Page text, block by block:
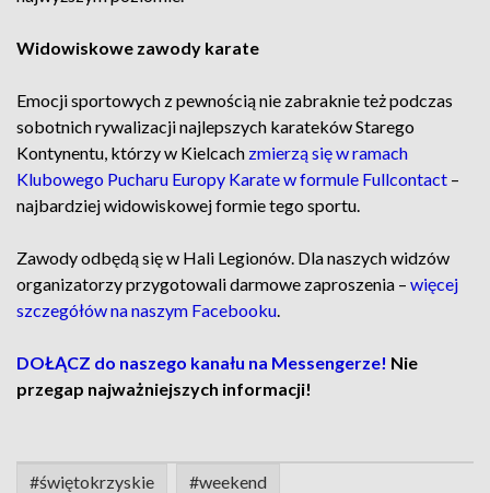
Widowiskowe zawody karate
Emocji sportowych z pewnością nie zabraknie też podczas
sobotnich rywalizacji najlepszych karateków Starego
Kontynentu, którzy w Kielcach zmierzą się w ramach
Klubowego Pucharu Europy Karate w formule Fullcontact –
najbardziej widowiskowej formie tego sportu.
Zawody odbędą się w Hali Legionów. Dla naszych widzów
organizatorzy przygotowali darmowe zaproszenia – więcej
szczegółów na naszym Facebooku.
DOŁĄCZ do naszego kanału na Messengerze! Nie
przegap najważniejszych informacji!
#świętokrzyskie #weekend